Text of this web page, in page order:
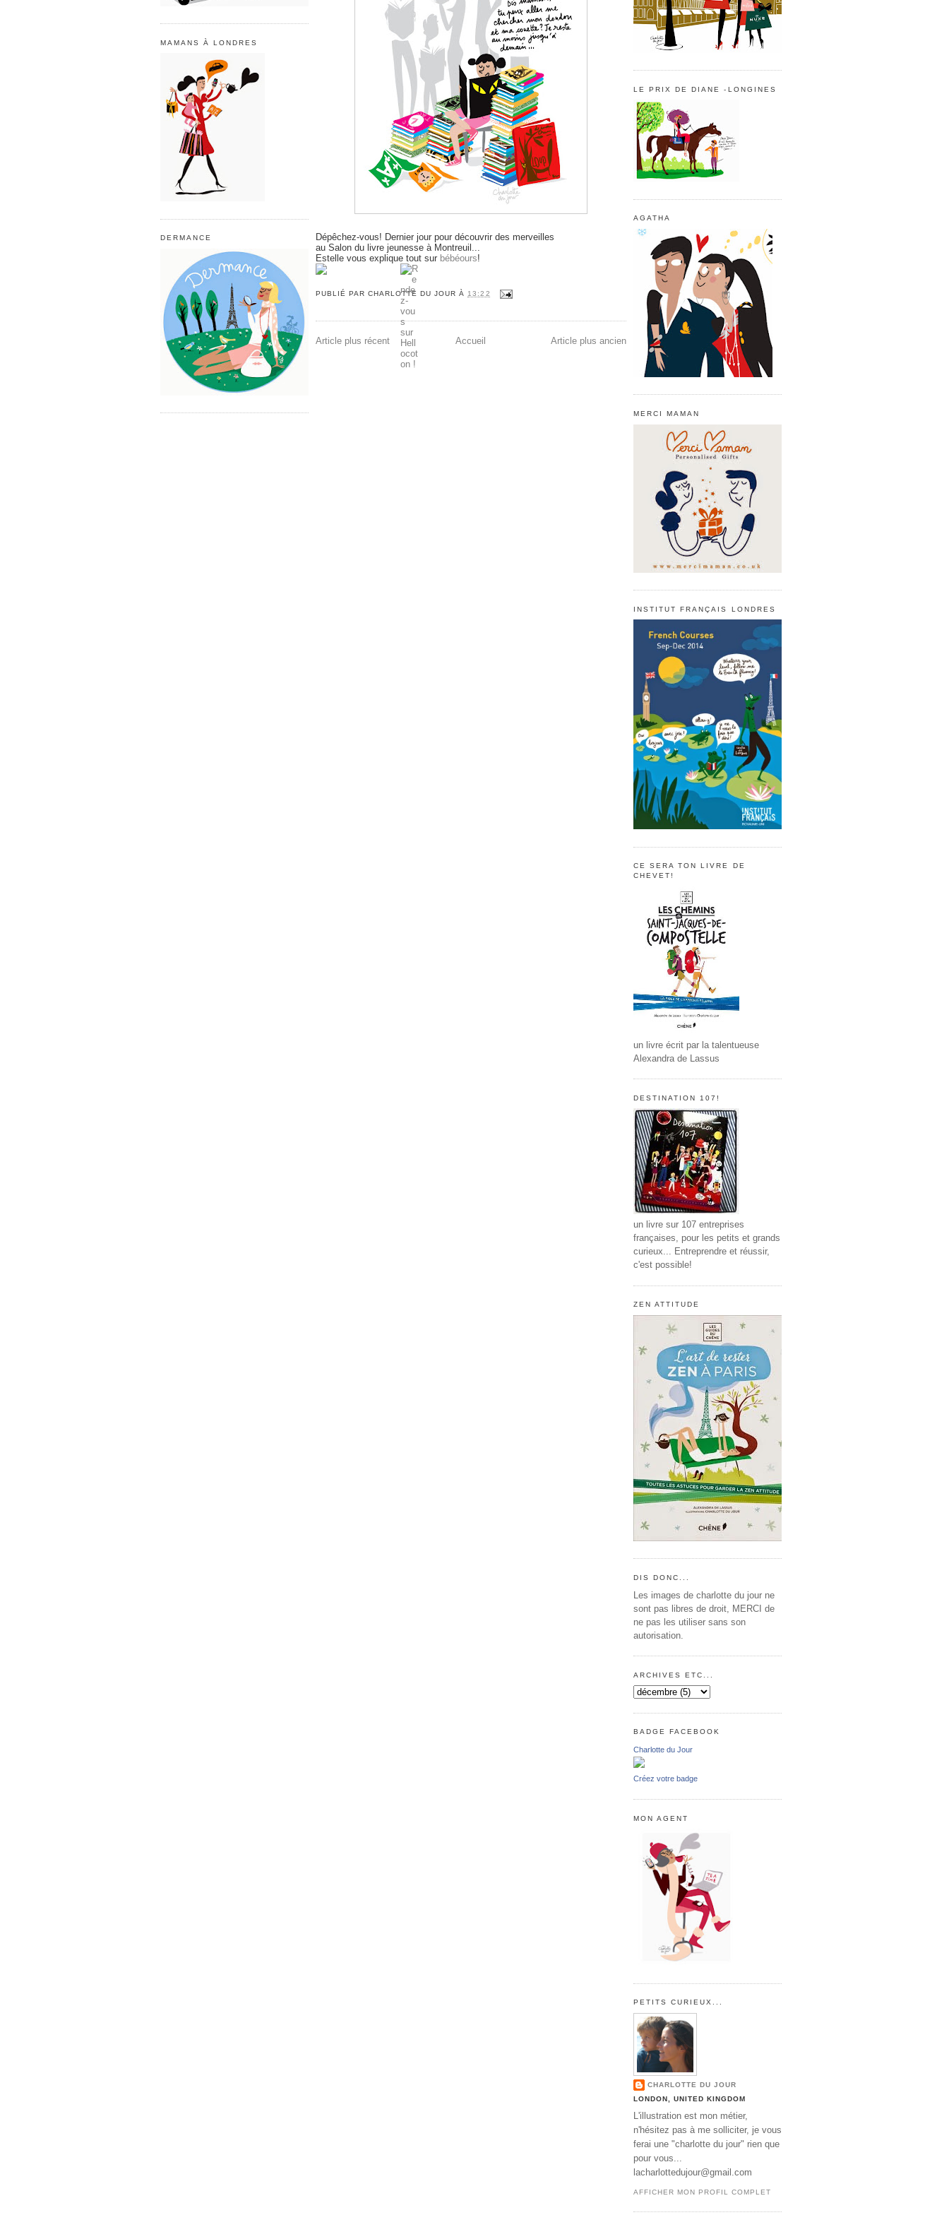
MAMANS À LONDRES
DERMANCE
Dépêchez-vous! Dernier jour pour découvrir des merveilles
au Salon du livre jeunesse à Montreuil...
Estelle vous explique tout sur bébéours!
PUBLIÉ PARCHARLOTTE DU JOUR À 13:22
Article plus récent Article plus ancien
Accueil
LE PRIX DE DIANE -LONGINES
AGATHA
MERCI MAMAN
INSTITUT FRANÇAIS LONDRES
CE SERA TON LIVRE DE
CHEVET!
un livre écrit par la talentueuse
Alexandra de Lassus
DESTINATION 107!
un livre sur 107 entreprises
françaises, pour les petits et grands
curieux... Entreprendre et réussir,
c'est possible!
ZEN ATTITUDE
DIS DONC...
Les images de charlotte du jour ne
sont pas libres de droit, MERCI de
ne pas les utiliser sans son
autorisation.
ARCHIVES ETC...
BADGE FACEBOOK
Charlotte du Jour
Créez votre badge
MON AGENT
PETITS CURIEUX...
CHARLOTTE DU JOUR
LONDON, UNITED KINGDOM
L'illustration est mon métier,
n'hésitez pas à me solliciter, je vous
ferai une "charlotte du jour" rien que
pour vous...
lacharlottedujour@gmail.com
AFFICHER MON PROFIL COMPLET